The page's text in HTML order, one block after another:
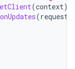
(context)
(request